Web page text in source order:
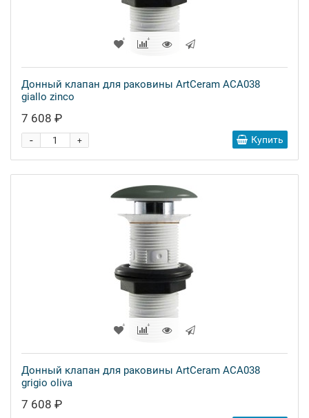
Донный клапан для раковины ArtCeram ACA038
giallo zinco
7 608 ₽
+
- Купить
Донный клапан для раковины ArtCeram ACA038
grigio oliva
7 608 ₽